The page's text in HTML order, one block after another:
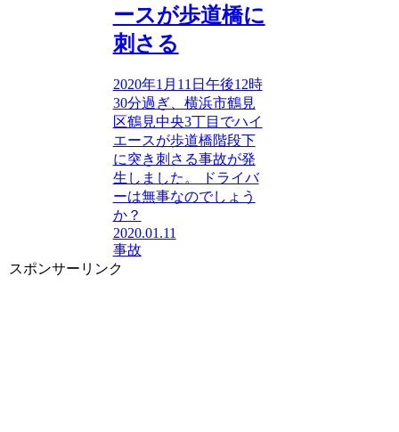
ースが歩道橋に
刺さる
2020年1月11日午後12時
30分過ぎ、横浜市鶴見
区鶴見中央3丁目でハイ
エースが歩道橋階段下
に突き刺さる事故が発
生しました。 ドライバ
ーは無事なのでしょう
か？
2020.01.11
事故
スポンサーリンク